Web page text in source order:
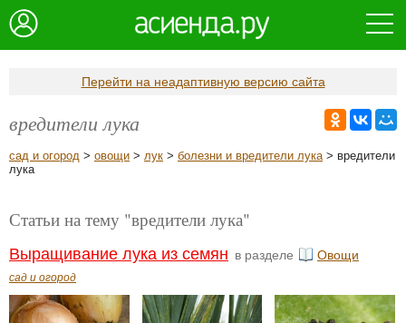
Перейти на неадаптивную версию сайта
вредители лука
сад и огород > овощи > лук > болезни и вредители лука> вредители
лука
Статьи на тему "вредители лука"
Выращивание лука из семян в разделе Овощи
сад и огород